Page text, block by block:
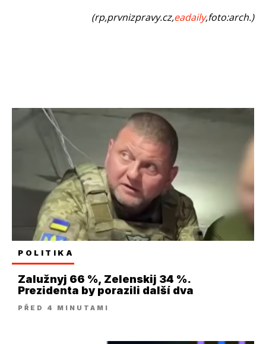
(rp,prvnizpravy.cz,eadaily,foto:arch.)
POLITIKA
Zalužnyj 66 %, Zelenskij 34 %.
Prezidenta by porazili další dva
PŘED 4 MINUTAMI